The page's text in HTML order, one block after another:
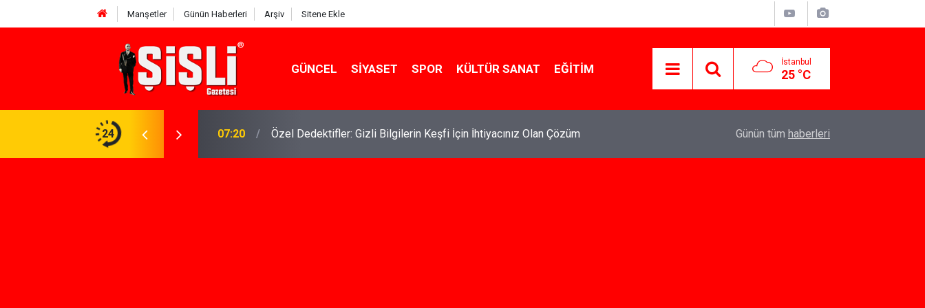
Manşetler Günün Haberleri Arşiv Sitene Ekle
GÜNCEL SIYASET SPOR KÜLTÜR SANAT EĞITIM İstanbul
25 °C
24
İçin İhtiyacınız Olan Çözüm 07:15 İskele'de Kiralık Daire Seçenekleriyle Konforlu Bir Yaşam Yeni İlişkiler İçin Dating App Seçenekleri
Günün tüm haberleri